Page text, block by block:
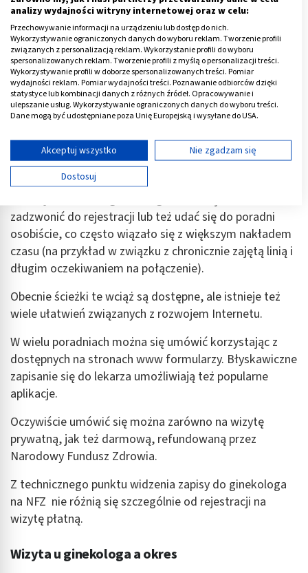
Jak wygląda wizyta u ginekologa? Po
przeprowadzeniu wywiadu, lekarz ocenia stan
zewnętrznych i wewnętrznych narządów rodnych,
używając m.in. wziernika oraz aparatury USG.
Jeśli istnieje ku temu uzasadnienie medyczne,
specjalista może też zlecić szereg innych badań, w tym
między innymi testów laboratoryjnych. Więcej
szczegółów znajdziesz w dalszej części artykułu.
Jak się zapisać na wizytę u ginekologa?
zadzwonić do rejestracji lub też udać się do poradni
osobiście, co często wiązało się z większym nakładem
czasu (na przykład w związku z chronicznie zajętą linią i
długim oczekiwaniem na połączenie).
Obecnie ścieżki te wciąż są dostępne, ale istnieje też
wiele ułatwień związanych z rozwojem Internetu.
W wielu poradniach można się umówić korzystając z
dostępnych na stronach www formularzy. Błyskawiczne
zapisanie się do lekarza umożliwiają też popularne
aplikacje.
Oczywiście umówić się można zarówno na wizytę
prywatną, jak też darmową, refundowaną przez
Narodowy Fundusz Zdrowia.
Z technicznego punktu widzenia zapisy do ginekologa
na NFZ nie różnią się szczególnie od rejestracji na
wizytę płatną.
Wizyta u ginekologa a okres
analizy wydajności witryny internetowej oraz w celu:
Przechowywanie informacji na urządzeniu lub dostęp do nich.
Wykorzystywanie ograniczonych danych do wyboru reklam. Tworzenie profili
związanych z personalizacją reklam. Wykorzystanie profili do wyboru
spersonalizowanych reklam. Tworzenie profili z myślą o personalizacji treści.
Wykorzystywanie profili w doborze spersonalizowanych treści. Pomiar
wydajności reklam. Pomiar wydajności treści. Poznawanie odbiorców dzięki
statystyce lub kombinacji danych z różnych źródeł. Opracowywanie i
ulepszanie usług. Wykorzystywanie ograniczonych danych do wyboru treści.
Dane mogą być udostępniane poza Unię Europejską i wysyłane do USA.
Wyświetl listę partnerów (11 dostawców IAB)
Używamy Twoich danych w następujących celach:
Cele przetwarzania IAB:
Przechowywanie informacji na urządzeniu lub
dostęp do nich
Wykorzystywanie ograniczonych danych do
wyboru reklam
reklam
Wykorzystanie profili do wyboru
spersonalizowanych reklam
Tworzenie profili w celu personalizacji treści
Wykorzystywanie profili w celu doboru
spersonalizowanych treści
Pomiar efektywności reklam
Pomiar efektywności treści
Rozumienie odbiorców dzięki statystyce lub
kombinacji danych z różnych źródeł
Rozwój i ulepszanie usług
Wykorzystywanie ograniczonych danych do
Akceptuj wszystko
Nie zgadzam się
Dostosuj